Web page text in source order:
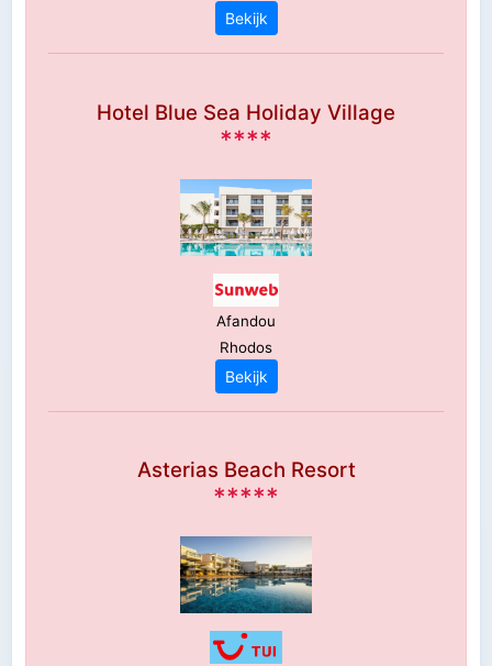
Bekijk
Hotel Blue Sea Holiday Village
****
Afandou
Rhodos
Bekijk
Asterias Beach Resort
*****